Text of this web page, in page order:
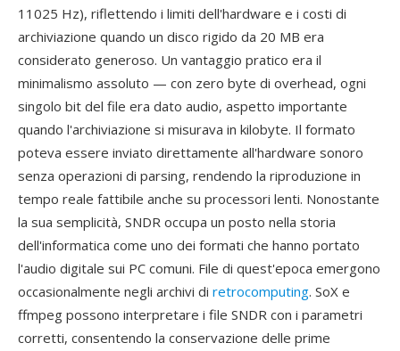
11025 Hz), riflettendo i limiti dell'hardware e i costi di
archiviazione quando un disco rigido da 20 MB era
considerato generoso. Un vantaggio pratico era il
minimalismo assoluto — con zero byte di overhead, ogni
singolo bit del file era dato audio, aspetto importante
quando l'archiviazione si misurava in kilobyte. Il formato
poteva essere inviato direttamente all'hardware sonoro
senza operazioni di parsing, rendendo la riproduzione in
tempo reale fattibile anche su processori lenti. Nonostante
la sua semplicità, SNDR occupa un posto nella storia
dell'informatica come uno dei formati che hanno portato
l'audio digitale sui PC comuni. File di quest'epoca emergono
occasionalmente negli archivi di retrocomputing. SoX e
ffmpeg possono interpretare i file SNDR con i parametri
corretti, consentendo la conservazione delle prime